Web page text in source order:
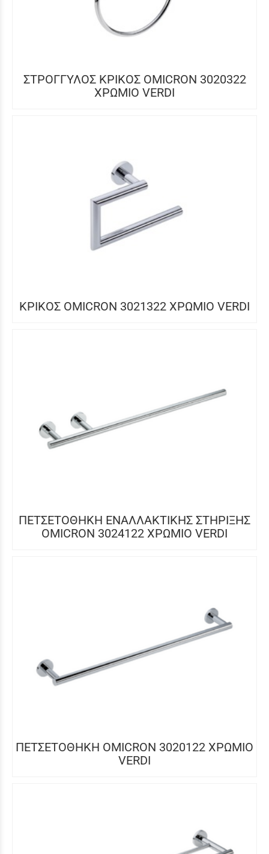
ΣΤΡΟΓΓΥΛΟΣ ΚΡΙΚΟΣ OMICRON 3020322
ΧΡΩΜΙΟ VERDI
ΚΡΙΚΟΣ OMICRON 3021322 ΧΡΩΜΙΟ VERDI
ΠΕΤΣΕΤΟΘΗΚΗ ΕΝΑΛΛΑΚΤΙΚΗΣ ΣΤΗΡΙΞΗΣ
OMICRON 3024122 ΧΡΩΜΙΟ VERDI
ΠΕΤΣΕΤΟΘΗΚΗ OMICRON 3020122 ΧΡΩΜΙΟ
VERDI